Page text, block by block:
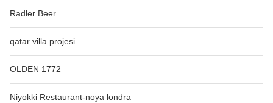
Radler Beer
qatar villa projesi
OLDEN 1772
Niyokki Restaurant-noya londra